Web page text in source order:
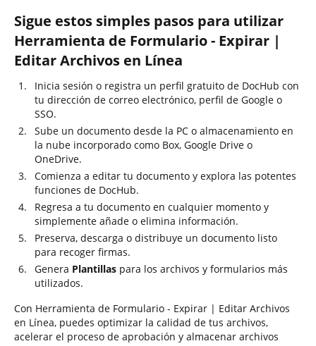
Sigue estos simples pasos para utilizar
Herramienta de Formulario - Expirar |
Editar Archivos en Línea
Inicia sesión o registra un perfil gratuito de DocHub con
tu dirección de correo electrónico, perfil de Google o
SSO.
Sube un documento desde la PC o almacenamiento en
la nube incorporado como Box, Google Drive o
OneDrive.
Comienza a editar tu documento y explora las potentes
funciones de DocHub.
Regresa a tu documento en cualquier momento y
simplemente añade o elimina información.
Preserva, descarga o distribuye un documento listo
para recoger firmas.
Genera Plantillas para los archivos y formularios más
utilizados.
Con Herramienta de Formulario - Expirar | Editar Archivos
en Línea, puedes optimizar la calidad de tus archivos,
acelerar el proceso de aprobación y almacenar archivos